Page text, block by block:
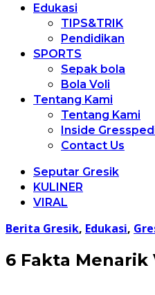
Edukasi
TIPS&TRIK
Pendidikan
SPORTS
Sepak bola
Bola Voli
Tentang Kami
Tentang Kami
Inside
Contact Us
Seputar Gresik
KULINER
VIRAL
Berita Gresik, Edukasi,
6 Fakta